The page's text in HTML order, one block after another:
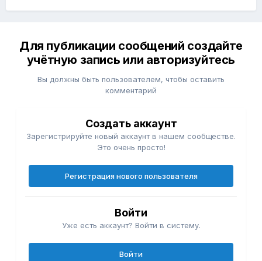
Для публикации сообщений создайте
учётную запись или авторизуйтесь
Вы должны быть пользователем, чтобы оставить
комментарий
Создать аккаунт
Зарегистрируйте новый аккаунт в нашем сообществе.
Это очень просто!
Регистрация нового пользователя
Войти
Уже есть аккаунт? Войти в систему.
Войти